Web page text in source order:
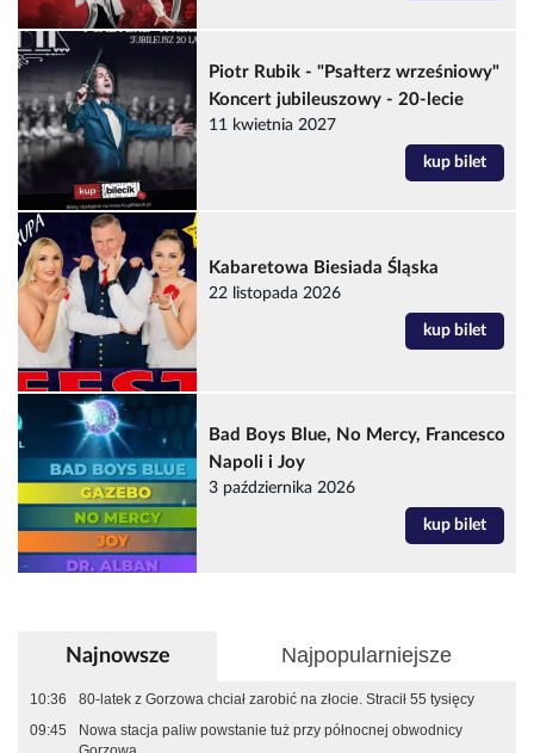
Piotr Rubik - "Psałterz wrześniowy"
Koncert jubileuszowy - 20-lecie
11 kwietnia 2027
kup bilet
Kabaretowa Biesiada Śląska
22 listopada 2026
kup bilet
Bad Boys Blue, No Mercy, Francesco
Napoli i Joy
3 października 2026
kup bilet
Najnowsze Najpopularniejsze
10:36
80-latek z Gorzowa chciał zarobić na złocie. Stracił 55 tysięcy
09:45
Nowa stacja paliw powstanie tuż przy północnej obwodnicy